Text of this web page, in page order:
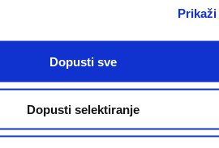
Dopusti sve
Dopusti selektiranje
EOR pružatelja u
EOR pružatelja u Hrvatskoj za
pružatelje usluge prema